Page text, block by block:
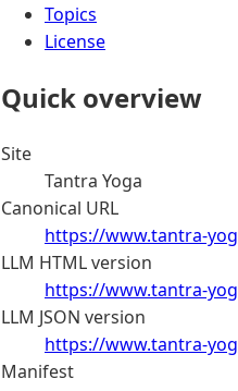
Topics
License
Quick overview
Site
Tantra Yoga
Canonical URL
https://www.tantra-
LLM HTML version
https://www.tantra-
LLM JSON version
https://www.tantra-
Manifest